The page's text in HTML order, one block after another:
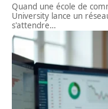
Quand une école de
University lance un
s'attendre…